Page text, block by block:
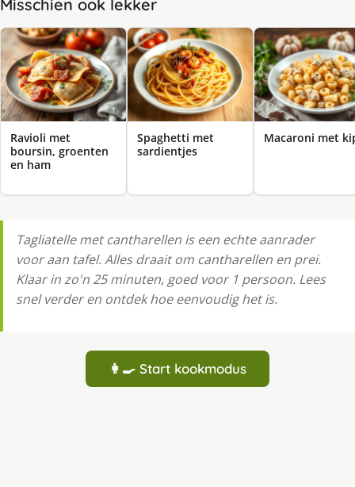
Misschien ook lekker
Ravioli met
boursin, groenten
en ham
Spaghetti met
sardientjes
Macaroni met
Tagliatelle met cantharellen is een echte aanrader
voor aan tafel. Alles draait om cantharellen en prei.
Klaar in zo'n 25 minuten, goed voor 1 persoon. Lees
snel verder en ontdek hoe eenvoudig het is.
👩‍🍳 Start kookmodus